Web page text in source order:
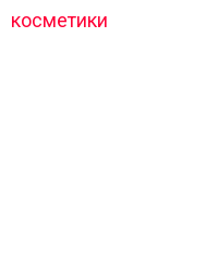
косметики